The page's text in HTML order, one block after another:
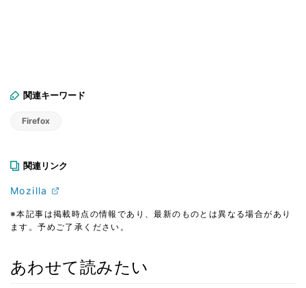
関連キーワード
Firefox
関連リンク
Mozilla
※本記事は掲載時点の情報であり、最新のものとは異なる場合があり
ます。予めご了承ください。
あわせて読みたい